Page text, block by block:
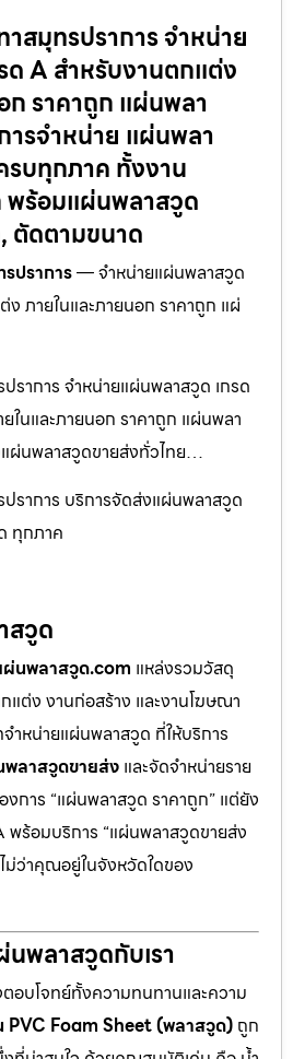
สมุทรปราการ จำหน่าย
ด A สำหรับงานตกแต่ง
ก ราคาถูก แผ่นพลา
รจำหน่าย แผ่นพลา
รบทุกภาค ทั้งงาน
พร้อมแผ่นพลาสวูด
ตัดตามขนาด
ปราการ— จำหน่ายแผ่นพลาสวูด
ง ภายในและภายนอก ราคาถูก แผ่
ราการ จำหน่ายแผ่นพลาสวูด เกรด
ในและภายนอก ราคาถูก แผ่นพลา
ผ่นพลาสวูดขายส่งทั่วไทย…
ราการ บริการจัดส่งแผ่นพลาสวูด
ทุกภาค
สวูด
ผ่นพลาสวูด.com แหล่งรวมวัสดุ
ต่ง งานก่อสร้าง และงานโฆษณา
จำหน่ายแผ่นพลาสวูด ที่ให้บริการ
ลาสวูดขายส่ง และจัดจำหน่ายราย
งการ “แผ่นพลาสวูด ราคาถูก” แต่ยัง
ร้อมบริการ “แผ่นพลาสวูดขายส่ง
ว่าคุณอยู่ในจังหวัดใดของ
นพลาสวูดกับเรา
อบโจทย์ทั้งความทนทานและความ
PVC Foam Sheet (พลาสวูด) ถูก